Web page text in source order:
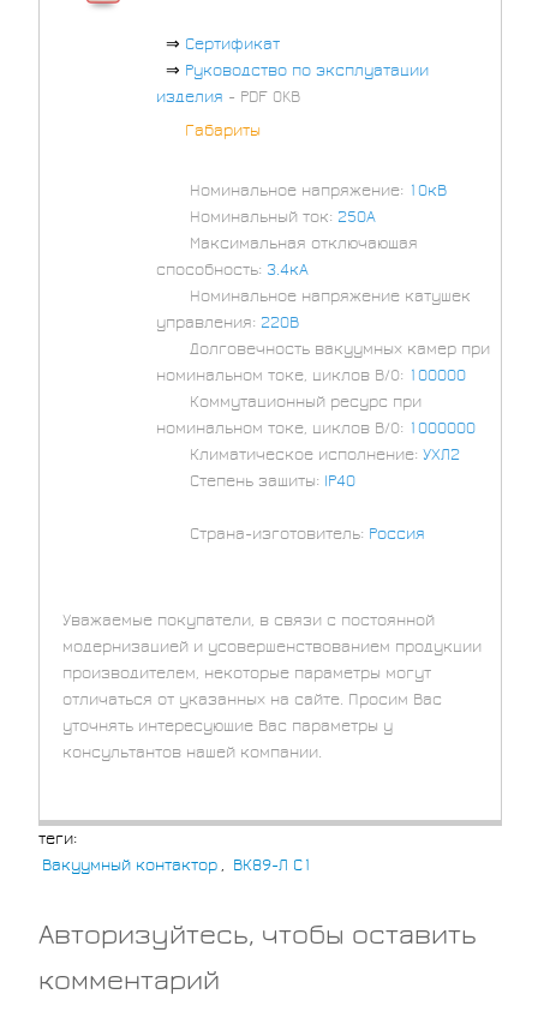
⇒ Сертификат
⇒ Руководство по эксплуатации
изделия - PDF 0KB
Габариты
Номинальное напряжение: 10кВ
Номинальный ток: 250А
Максимальная отключающая
способность: 3.4кА
Номинальное напряжение катушек
управления: 220В
Долговечность вакуумных камер при
номинальном токе, циклов В/О: 100000
Коммутационный ресурс при
номинальном токе, циклов В/О: 1000000
Климатическое исполнение: УХЛ2
Степень защиты: IP40
Страна-изготовитель: Россия
Уважаемые покупатели, в связи с постоянной
модернизацией и усовершенствованием продукции
производителем, некоторые параметры могут
отличаться от указанных на сайте. Просим Вас
уточнять интересующие Вас параметры у
консультантов нашей компании.
теги:
Вакуумный контактор , ВК89-Л С1
Авторизуйтесь, чтобы оставить
комментарий